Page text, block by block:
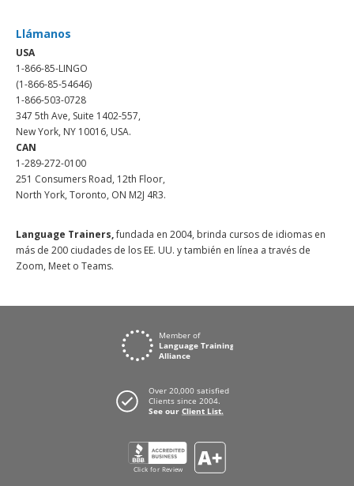
Llámanos
USA
1-866-85-LINGO
(1-866-85-54646)
1-866-503-0728
347 5th Ave, Suite 1402-557,
New York, NY 10016, USA.
CAN
1-289-272-0100
251 Consumers Road, 12th Floor,
North York, Toronto, ON M2J 4R3.
Language Trainers,fundada en 2004, brinda cursos de idiomas en
más de 200 ciudades de los EE. UU. y también en línea a través de
Zoom, Meet o Teams.